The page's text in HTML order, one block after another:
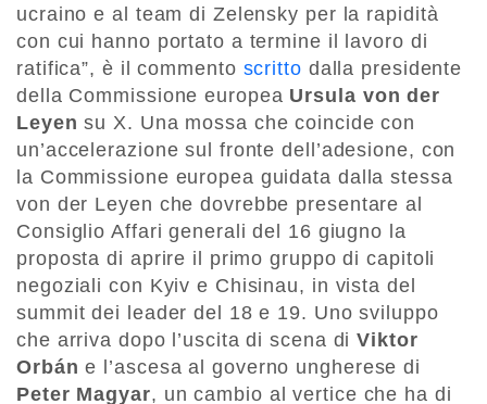
ucraino e al team di Zelensky per la rapidità
con cui hanno portato a termine il lavoro di
ratifica”, è il commento scritto dalla presidente
della Commissione europea Ursula von der
Leyen su X. Una mossa che coincide con
un’accelerazione sul fronte dell’adesione, con
la Commissione europea guidata dalla stessa
von der Leyen che dovrebbe presentare al
Consiglio Affari generali del 16 giugno la
proposta di aprire il primo gruppo di capitoli
negoziali con Kyiv e Chisinau, in vista del
summit dei leader del 18 e 19. Uno sviluppo
che arriva dopo l’uscita di scena diViktor
Orbáne l’ascesa al governo ungherese di
Peter Magyar, un cambio al vertice che ha di